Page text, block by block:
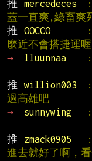
推
mercedeces
蓋一直爽,綠畜爽
推
OOCCO
麼近不會搭捷運喔
→
lluunnaa
推
willion003
過高雄吧
→
sunnywing
推
zmack0905
進去就好了啊，